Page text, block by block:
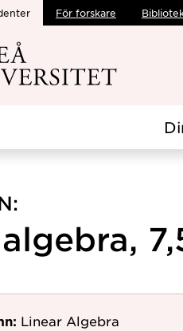
innehållet
För forskare
Linear Algebra